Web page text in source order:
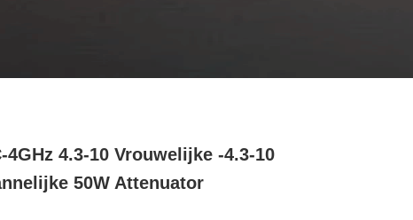
4GHz 4.3-10 Vrouwelijke -4.3-10
50W Attenuator